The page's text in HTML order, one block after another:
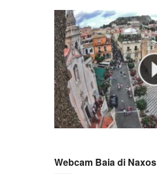
Webcam Baia di Naxos